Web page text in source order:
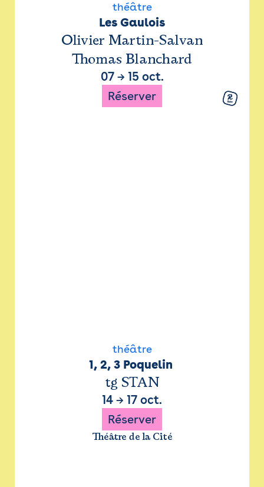
théâtre
Les Gaulois
Olivier Martin-Salvan
Thomas Blanchard
07→ 15 oct.
Réserver
théâtre
1, 2, 3 Poquelin
tg STAN
14 → 17 oct.
Réserver
Théâtre de la Cité